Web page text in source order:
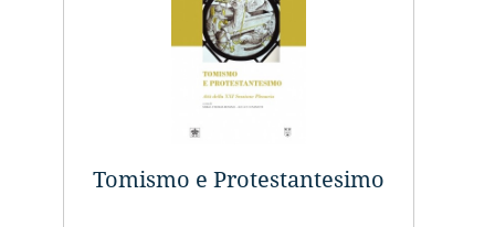
Tomismo e Protestantesimo